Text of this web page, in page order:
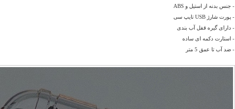
- جنس بدنه از استیل و ABS
- پورت شارژ USB تایپ سی
- دارای گیره قفل آب بندی
- استارت دکمه ای ساده
- ضد آب تا عمق 5 متر